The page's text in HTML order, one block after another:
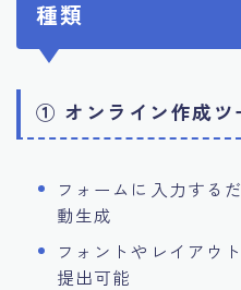
種類
① オンライン作成ツ
フォームに入力する
動生成
フォントやレイアウ
提出可能